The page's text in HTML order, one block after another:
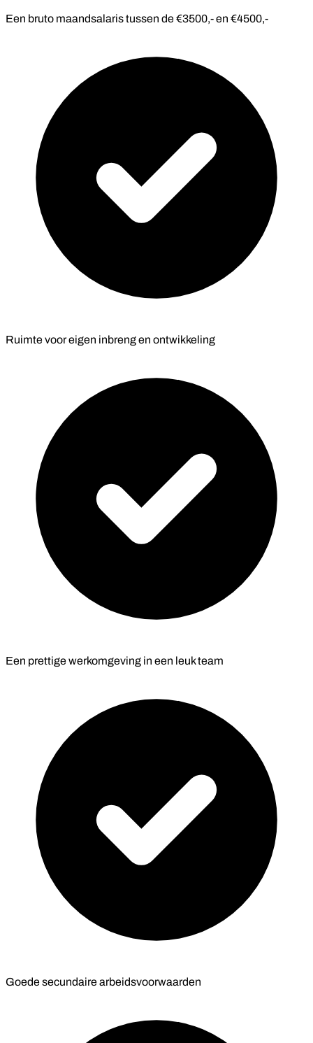
Een bruto maandsalaris tussen de €3500,- en €4500,-
Ruimte voor eigen inbreng en ontwikkeling
Een prettige werkomgeving in een leuk team
Goede secundaire arbeidsvoorwaarden